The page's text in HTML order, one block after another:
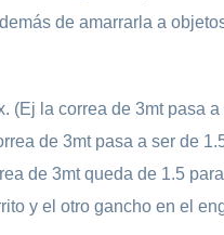
de amarrarla a
(Ej la correa de 3mt pasa a
de 3mt pasa a ser de
de 3mt queda de 1.5
y el otro gancho en el